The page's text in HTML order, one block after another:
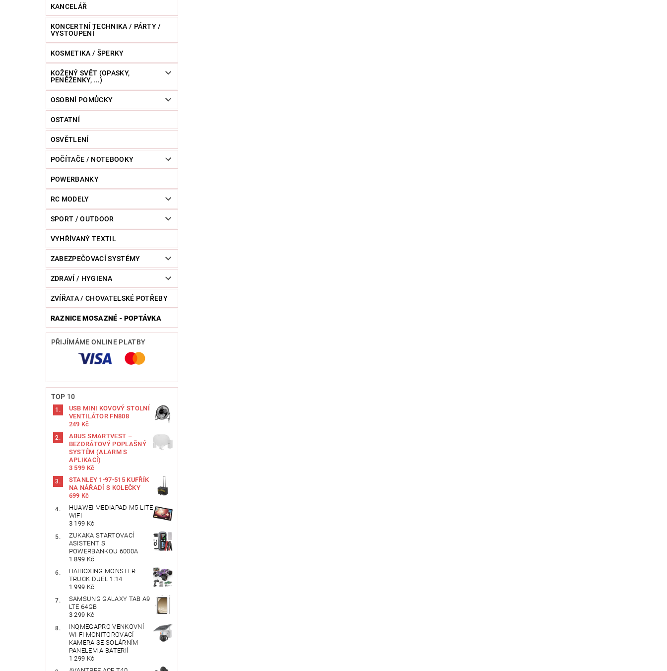
KANCELÁŘ
KONCERTNÍ TECHNIKA / PÁRTY /
VYSTOUPENÍ
KOSMETIKA / ŠPERKY
KOŽENÝ SVĚT (OPASKY,
PENĚŽENKY, ...)
OSOBNÍ POMŮCKY
OSTATNÍ
OSVĚTLENÍ
POČÍTAČE / NOTEBOOKY
POWERBANKY
RC MODELY
SPORT / OUTDOOR
VYHŘÍVANÝ TEXTIL
ZABEZPEČOVACÍ SYSTÉMY
ZDRAVÍ / HYGIENA
ZVÍŘATA / CHOVATELSKÉ POTŘEBY
RAZNICE MOSAZNÉ - POPTÁVKA
PŘIJÍMÁME ONLINE PLATBY
TOP 10
USB MINI KOVOVÝ STOLNÍ
VENTILÁTOR FN808
249 Kč
ABUS SMARTVEST –
BEZDRÁTOVÝ POPLAŠNÝ
SYSTÉM (ALARM S
APLIKACÍ)
3 599 Kč
STANLEY 1-97-515 KUFŘÍK
NA NÁŘADÍ S KOLEČKY
699 Kč
HUAWEI MEDIAPAD M5 LITE
WIFI
3 199 Kč
ZUKAKA STARTOVACÍ
ASISTENT S
POWERBANKOU 6000A
1 899 Kč
HAIBOXING MONSTER
TRUCK DUEL 1:14
1 999 Kč
SAMSUNG GALAXY TAB A9
LTE 64GB
3 299 Kč
INQMEGAPRO VENKOVNÍ
WI-FI MONITOROVACÍ
KAMERA SE SOLÁRNÍM
PANELEM A BATERIÍ
1 299 Kč